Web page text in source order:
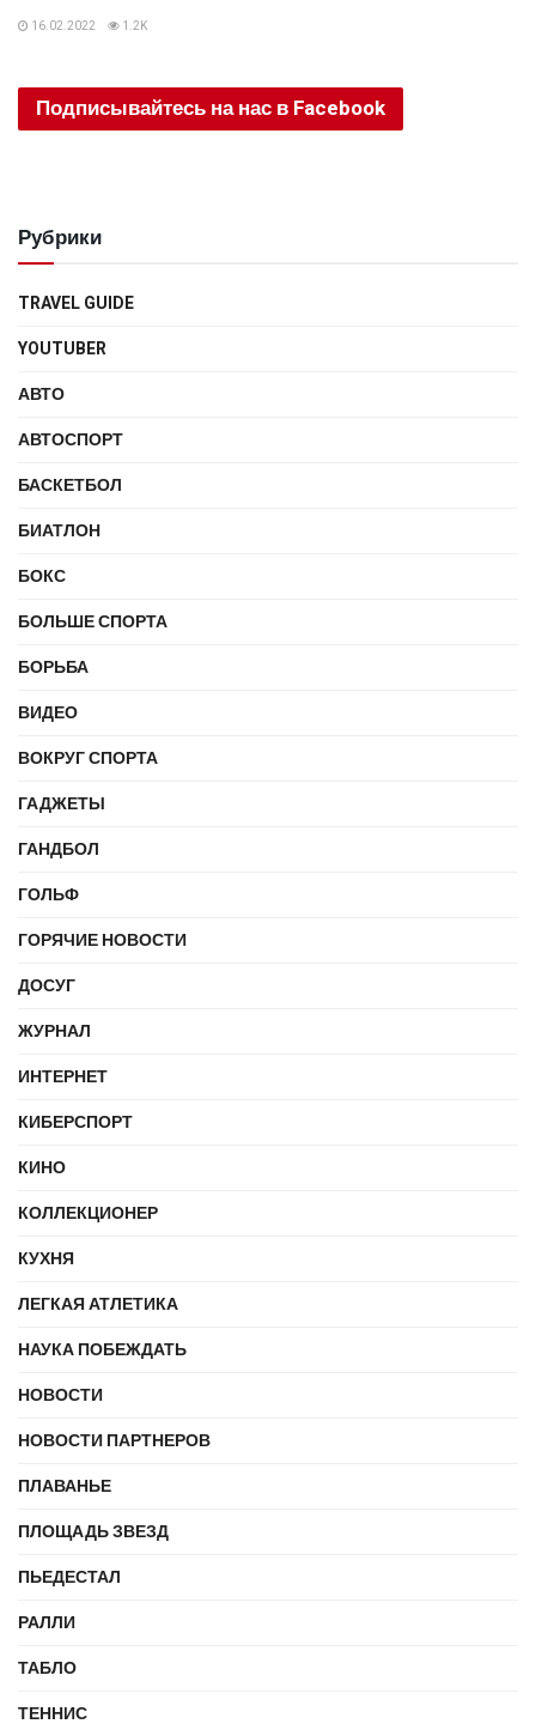
16.02.2022 1.2K
Подписывайтесь на нас в Facebook
Рубрики
TRAVEL GUIDE
YOUTUBER
АВТО
АВТОСПОРТ
БАСКЕТБОЛ
БИАТЛОН
БОКС
БОЛЬШЕ СПОРТА
БОРЬБА
ВИДЕО
ВОКРУГ СПОРТА
ГАДЖЕТЫ
ГАНДБОЛ
ГОЛЬФ
ГОРЯЧИЕ НОВОСТИ
ДОСУГ
ЖУРНАЛ
ИНТЕРНЕТ
КИБЕРСПОРТ
КИНО
КОЛЛЕКЦИОНЕР
КУХНЯ
ЛЕГКАЯ АТЛЕТИКА
НАУКА ПОБЕЖДАТЬ
НОВОСТИ
НОВОСТИ ПАРТНЕРОВ
ПЛАВАНЬЕ
ПЛОЩАДЬ ЗВЕЗД
ПЬЕДЕСТАЛ
РАЛЛИ
ТАБЛО
ТЕННИС